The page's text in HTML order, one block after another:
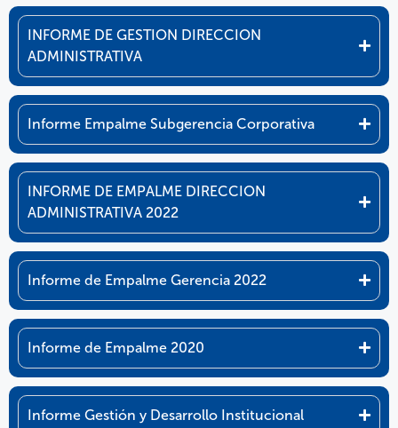
INFORME DE GESTION DIRECCION
ADMINISTRATIVA
Informe Empalme Subgerencia Corporativa
INFORME DE EMPALME DIRECCION
ADMINISTRATIVA 2022
Informe de Empalme Gerencia 2022
Informe de Empalme 2020
Informe Gestión y Desarrollo Institucional